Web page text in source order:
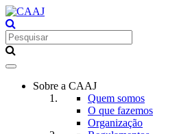
Toggle
navigationSobre a CAAJ
Quem somos
O que fazemos
Organização